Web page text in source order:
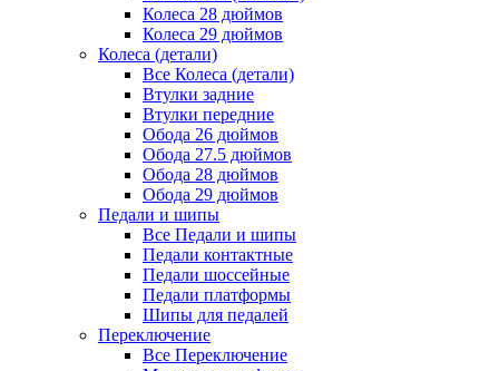
Колеса 28 дюймов
Колеса 29 дюймов
Колеса (детали)
Все Колеса (детали)
Втулки задние
Втулки передние
Обода 26 дюймов
Обода 27.5 дюймов
Обода 28 дюймов
Обода 29 дюймов
Педали и шипы
Все Педали и шипы
Педали контактные
Педали шоссейные
Педали платформы
Шипы для педалей
Переключение
Все Переключение